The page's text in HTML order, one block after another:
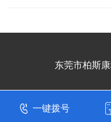
东莞市柏斯
一键拨号